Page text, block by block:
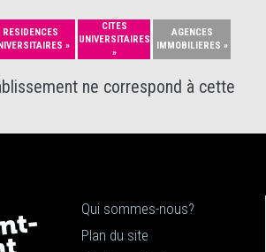
RESIDENCES
»
CITES
UNIVERSITAIRES
»
AGENCES
IMMOBILIERES »
ne correspond à cette
Qui sommes-nous?
Plan du site